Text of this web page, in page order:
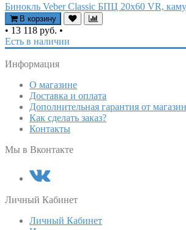
Бинокль Veber Classic БПЦ 20х60 VR,
В корзину
• 13 118 руб. •
Есть в наличии
Информация
О магазине
Доставка и оплата
Дополнительная гарантия от
Как сделать заказ?
Контакты
Мы в Вконтакте
Личный Кабинет
Личный Кабинет